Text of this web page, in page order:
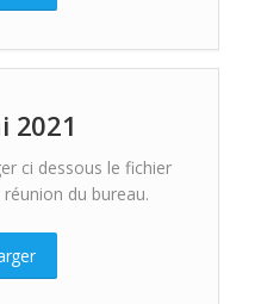
2021
ci dessous le fichier
réunion du bureau.